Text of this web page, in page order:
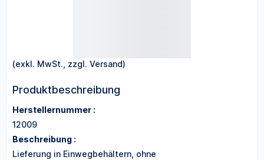
(exkl. MwSt., zzgl. Versand)
Produktbeschreibung
Herstellernummer :
12009
Beschreibung :
Lieferung in Einwegbehältern, ohne